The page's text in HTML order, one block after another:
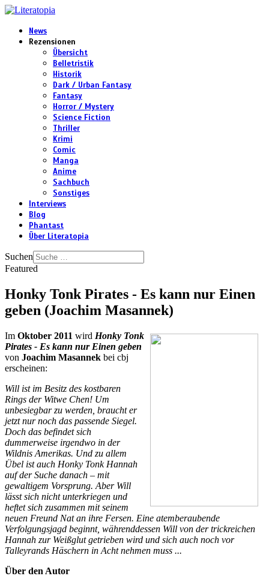
News
Rezensionen
Übersicht
Belletristik
Historik
Dark / Urban Fantasy
Fantasy
Horror / Mystery
Science Fiction
Thriller
Krimi
Comic
Manga
Anime
Sachbuch
Sonstiges
Interviews
Blog
Phantast
Über Literatopia
Suchen
Featured
Honky Tonk Pirates - Es kann nur Einen
geben (Joachim Masannek)
Im Oktober 2011 wird Honky Tonk
Pirates - Es kann nur Einen geben
von Joachim Masannek bei cbj
erscheinen:
Will ist im Besitz des kostbaren
Rings der Witwe Chen! Um
unbesiegbar zu werden, braucht er
jetzt nur noch das passende Siegel.
Doch das befindet sich
dummerweise irgendwo in der
Wildnis Amerikas. Und zu allem
Übel ist auch Honky Tonk Hannah
auf der Suche danach – mit
gewaltigem Vorsprung. Aber Will
lässt sich nicht unterkriegen und
heftet sich zusammen mit seinem
neuen Freund Nat an ihre Fersen. Eine atemberaubende
Verfolgungsjagd beginnt, währenddessen Will von der trickreichen
Hannah zur Weißglut getrieben wird und sich auch noch vor
Talleyrands Häschern in Acht nehmen muss ...
Über den Autor